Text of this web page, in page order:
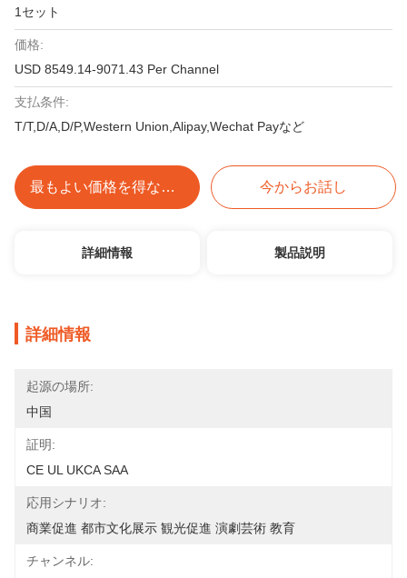
1セット
価格:
USD 8549.14-9071.43 Per Channel
支払条件:
T/T,D/A,D/P,Western Union,Alipay,Wechat Payなど
最もよい価格を得なさい 今からお話し
詳細情報 製品説明
詳細情報
起源の場所:
中国
証明:
CE UL UKCA SAA
応用シナリオ:
商業促進 都市文化展示 観光促進 演劇芸術 教育
チャンネル: